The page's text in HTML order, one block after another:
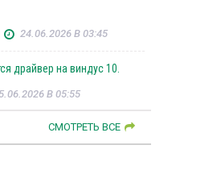
24.06.2026 В 03:45
драйвер на виндус 10.
В 05:55
СМОТРЕТЬ ВСЕ